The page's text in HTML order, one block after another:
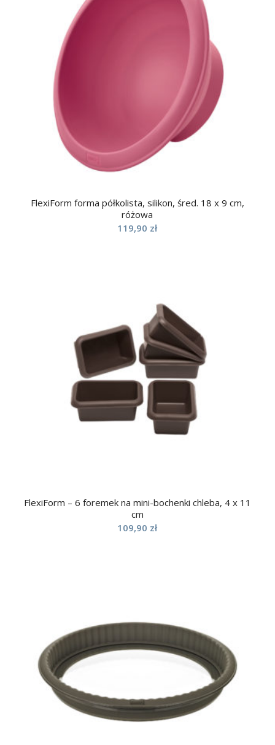
FlexiForm forma półkolista, silikon, śred. 18 x 9 cm,
różowa
119,90 zł
FlexiForm – 6 foremek na mini-bochenki chleba, 4 x 11
cm
109,90 zł